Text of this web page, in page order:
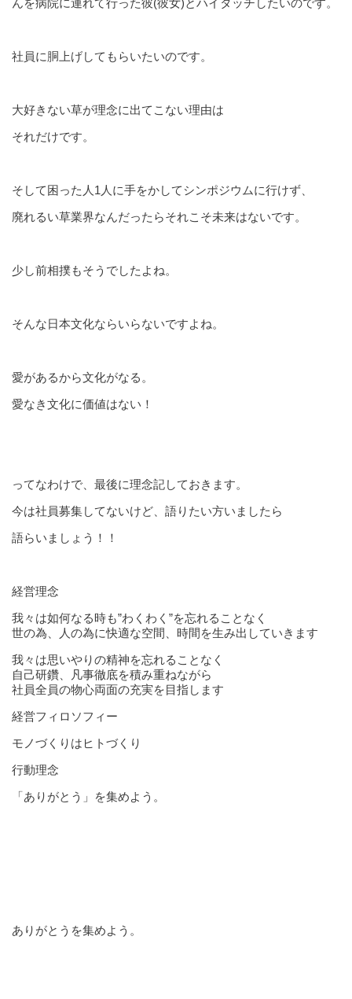
んを病院に連れて行った彼(彼女)とハイタッチしたいのです。
社員に胴上げしてもらいたいのです。
大好きない草が理念に出てこない理由は
それだけです。
そして困った人1人に手をかしてシンポジウムに行けず、
廃れるい草業界なんだったらそれこそ未来はないです。
少し前相撲もそうでしたよね。
そんな日本文化ならいらないですよね。
愛があるから文化がなる。
愛なき文化に価値はない！
ってなわけで、最後に理念記しておきます。
今は社員募集してないけど、語りたい方いましたら
語らいましょう！！
経営理念
我々は如何なる時も”わくわく”を忘れることなく
世の為、人の為に快適な空間、時間を生み出していきます
我々は思いやりの精神を忘れることなく
自己研鑽、凡事徹底を積み重ねながら
社員全員の物心両面の充実を目指します
経営フィロソフィー
モノづくりはヒトづくり
行動理念
「ありがとう」を集めよう。
ありがとうを集めよう。